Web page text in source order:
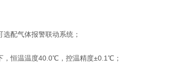
配气体报警联动系统；
，恒温温度40.0℃，控温精度±0.1℃；